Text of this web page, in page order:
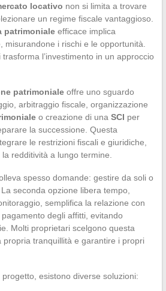
locativo non si limita a trovare
un regime fiscale vantaggioso.
patrimonialeefficace implica
misurandone i rischi e le opportunità.
l’investimento in un approccio
patrimonialeoffre uno sguardo
arbitraggio fiscale, organizzazione
o creazione di una SCI per
la successione. Questa
le restrizioni fiscali e giuridiche,
redditività a lungo termine.
spesso domande: gestire da soli o
seconda opzione libera tempo,
semplifica la relazione con
pagamento degli affitti, evitando
Molti proprietari scelgono questa
tranquillità e garantire i propri
esistono diverse soluzioni: